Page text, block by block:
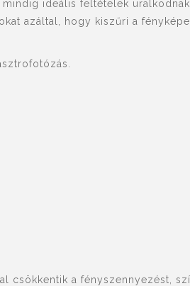
ideális feltételek
azáltal, hogy kiszűri a
csökkentik a fényszennyezést,